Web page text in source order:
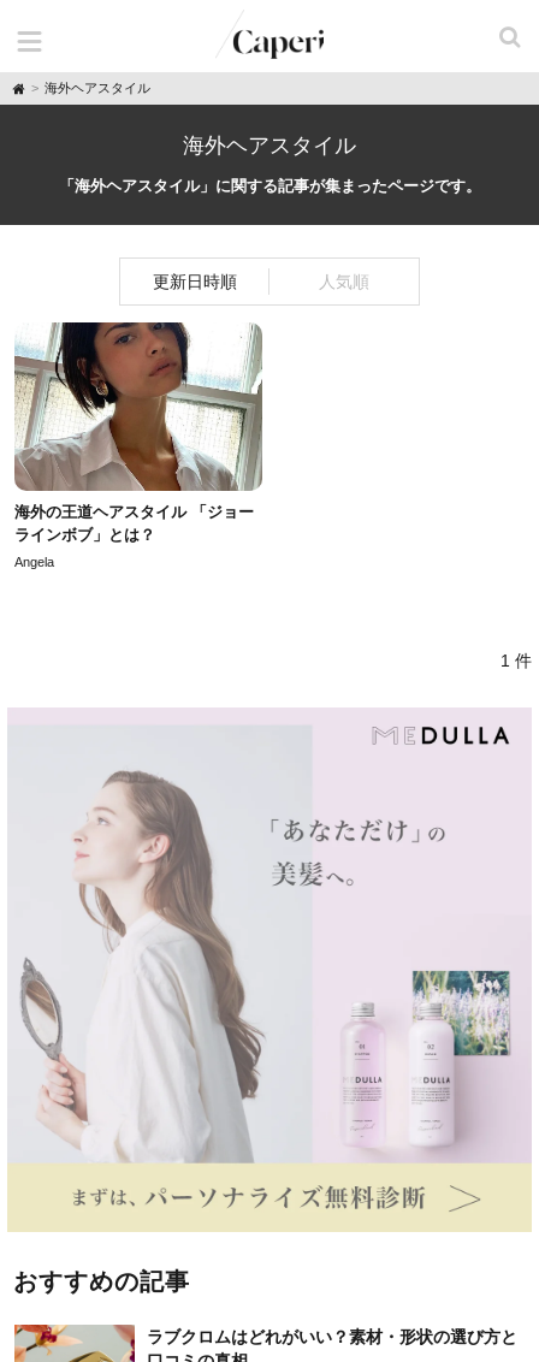
H
o
海外ヘアスタイル
海外ヘアスタイル
「海外ヘアスタイル」に関する記事が集まったページです。
更新日時順 人気順
海外の王道ヘアスタイル 「ジョー
ラインボブ」とは？
Angela
1 件
おすすめの記事
ラブクロムはどれがいい？素材・形状の選び方と